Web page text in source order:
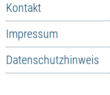
Kontakt
Impressum
Datenschutzhinweis